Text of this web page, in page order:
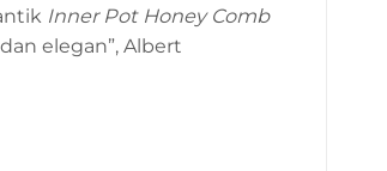
Inner Pot Honey Comb
elegan”, Albert